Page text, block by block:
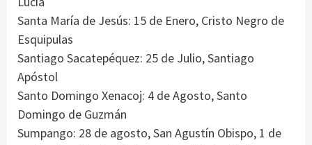
Santa María de Jesús: 15 de Enero, Cristo Negro de
Esquipulas
Santiago Sacatepéquez: 25 de Julio, Santiago
Apóstol
Santo Domingo Xenacoj: 4 de Agosto, Santo
Domingo de Guzmán
Sumpango: 28 de agosto, San Agustín Obispo, 1 de